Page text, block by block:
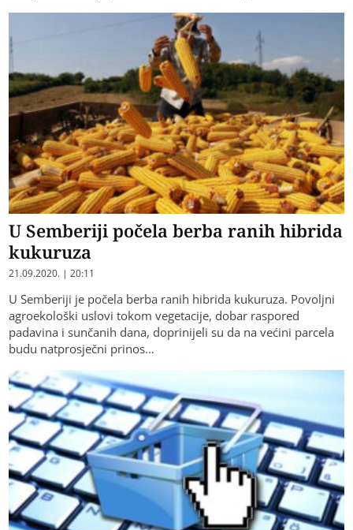
U Semberiji počela berba ranih hibrida
kukuruza
21.09.2020. | 20:11
U Semberiji je počela berba ranih hibrida kukuruza. Povoljni
agroekološki uslovi tokom vegetacije, dobar raspored
padavina i sunčanih dana, doprinijeli su da na većini parcela
budu natprosječni prinos…